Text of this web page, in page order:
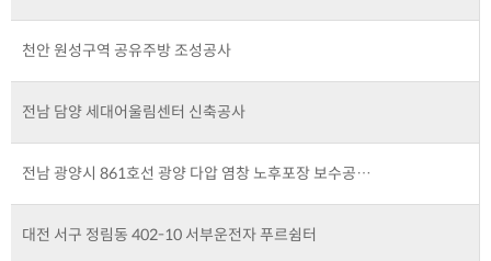
천안 원성구역 공유주방 조성공사
전남 담양 세대어울림센터 신축공사
전남 광양시 861호선 광양 다압 염창 노후포장 보수공…
대전 서구 정림동 402-10 서부운전자 푸르쉼터